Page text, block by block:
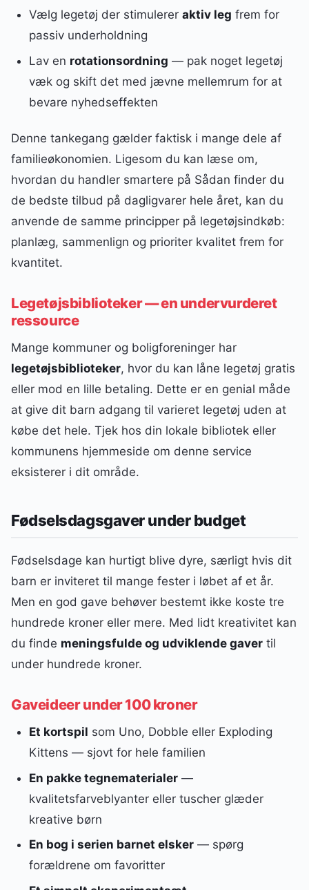
Vælg legetøj der stimulerer aktiv leg frem for
passiv underholdning
Lav en rotationsordning — pak noget legetøj
væk og skift det med jævne mellemrum for at
bevare nyhedseffekten
Denne tankegang gælder faktisk i mange dele af
familieøkonomien. Ligesom du kan læse om,
hvordan du handler smartere på Sådan finder du
de bedste tilbud på dagligvarer hele året, kan du
anvende de samme principper på legetøjsindkøb:
planlæg, sammenlign og prioriter kvalitet frem for
kvantitet.
Legetøjsbiblioteker — en undervurderet
ressource
Mange kommuner og boligforeninger har
legetøjsbiblioteker, hvor du kan låne legetøj gratis
eller mod en lille betaling. Dette er en genial måde
at give dit barn adgang til varieret legetøj uden at
købe det hele. Tjek hos din lokale bibliotek eller
kommunens hjemmeside om denne service
eksisterer i dit område.
Fødselsdagsgaver under budget
Fødselsdage kan hurtigt blive dyre, særligt hvis dit
barn er inviteret til mange fester i løbet af et år.
Men en god gave behøver bestemt ikke koste tre
hundrede kroner eller mere. Med lidt kreativitet kan
du finde meningsfulde og udviklende gaver til
under hundrede kroner.
Gaveideer under 100 kroner
Et kortspil som Uno, Dobble eller Exploding
Kittens — sjovt for hele familien
En pakke tegnematerialer—
kvalitetsfarveblyanter eller tuscher glæder
kreative børn
En bog i serien barnet elsker— spørg
forældrene om favoritter